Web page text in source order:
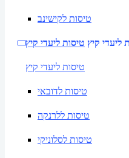
טיסות לקישינב
ליעדי קיץ טיסות ליעדי קיץ
טיסות ליעדי קיץ
טיסות לדובאי
טיסות ללרנקה
טיסות לסלוניקי